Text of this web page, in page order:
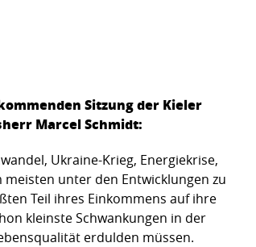
Sitzung der Kieler
Marcel Schmidt:
Ukraine-Krieg, Energiekrise,
unter den Entwicklungen zu
Teil ihres Einkommens auf ihre
kleinste Schwankungen in der
erdulden müssen.